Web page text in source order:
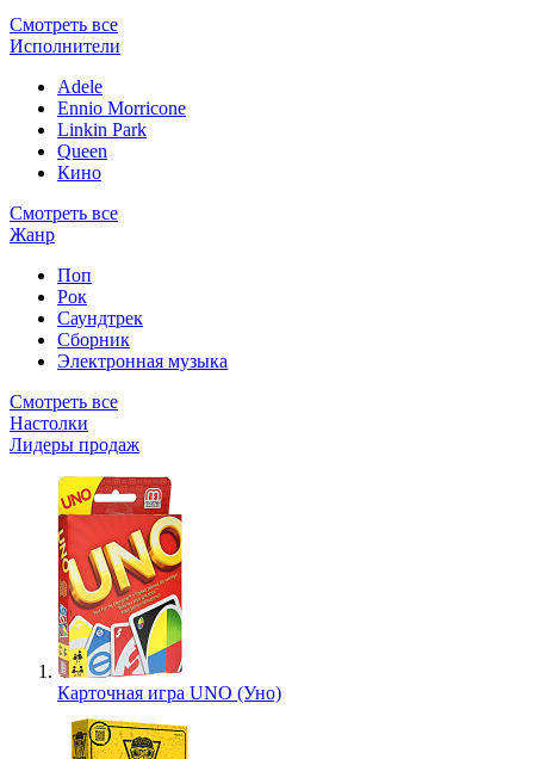
Смотреть все
Исполнители
Adele
Ennio Morricone
Linkin Park
Queen
Кино
Смотреть все
Жанр
Поп
Рок
Саундтрек
Сборник
Электронная музыка
Смотреть все
Настолки
Лидеры продаж
Карточная игра UNO (Уно)